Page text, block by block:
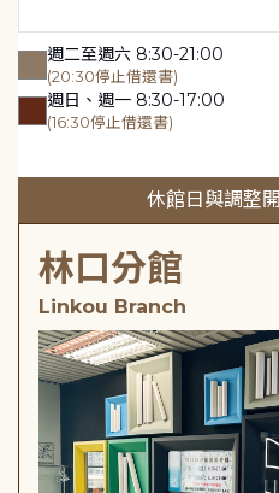
週二至週六 8:30-21:00
(20:30停止借還書)
週日、週一 8:30-17:00
(16:30停止借還書)
休館日與調整
林口分館
Linkou Branch